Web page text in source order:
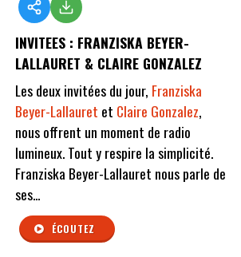
INVITEES : FRANZISKA BEYER-
LALLAURET & CLAIRE GONZALEZ
Les deux invitées du jour, Franziska
Beyer-Lallauret et Claire Gonzalez,
nous offrent un moment de radio
lumineux. Tout y respire la simplicité.
Franziska Beyer-Lallauret nous parle de
ses...
ÉCOUTEZ